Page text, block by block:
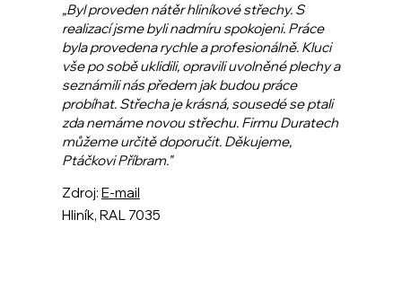
„Byl proveden nátěr hliníkové střechy. S
realizací jsme byli nadmíru spokojeni. Práce
byla provedena rychle a profesionálně. Kluci
vše po sobě uklidili, opravili uvolněné plechy a
seznámili nás předem jak budou práce
probíhat. Střecha je krásná, sousedé se ptali
zda nemáme novou střechu. Firmu Duratech
můžeme určitě doporučit. Děkujeme,
Ptáčkovi Příbram."
Hliník, RAL 7035
Zdroj: E-mail